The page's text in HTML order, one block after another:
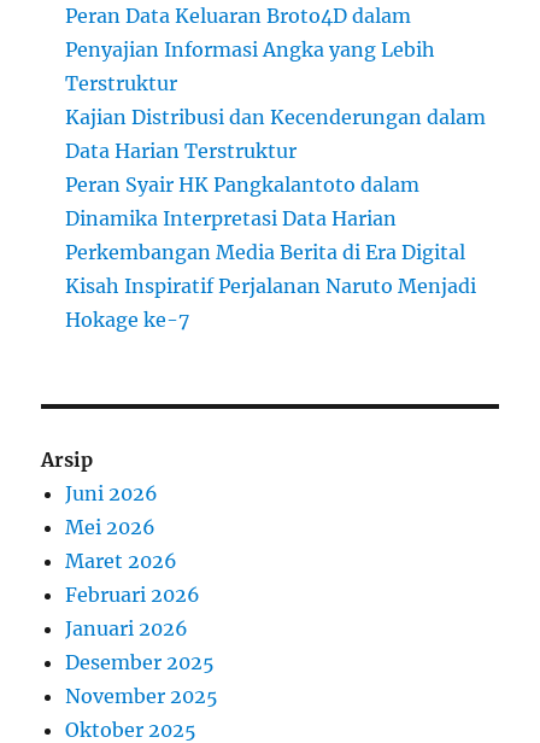
Peran Data Keluaran Broto4D dalam
Penyajian Informasi Angka yang Lebih
Terstruktur
Kajian Distribusi dan Kecenderungan dalam
Data Harian Terstruktur
Peran Syair HK Pangkalantoto dalam
Dinamika Interpretasi Data Harian
Perkembangan Media Berita di Era Digital
Kisah Inspiratif Perjalanan Naruto Menjadi
Hokage ke-7
Arsip
Juni 2026
Mei 2026
Maret 2026
Februari 2026
Januari 2026
Desember 2025
November 2025
Oktober 2025